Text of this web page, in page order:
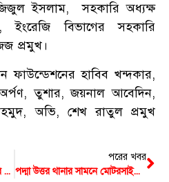
ইসলাম, সহকারি অধ্যক্ষ
বিভাগের সহকারি
প্রমুখ।
ফাউন্ডেশনের হাবিব খন্দকার,
তুশার, জয়নাল আবেদিন,
অভি, শেখ রাতুল প্রমুখ
মুন্সিগঞ্জে বিএনপি কার্যালয়ে ব্যানার টানাতে গিয়ে বিদ্যুৎস্পৃষ্টে প্রাণ গেল যুবকের
পরের খবর
পদ্মা উত্তর থানার সামনে মোটরসাইকেল ধাক্কায় প্রাণ গেছে যুবকের